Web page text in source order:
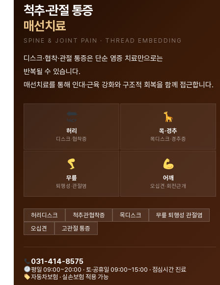
척추·관절 통증
매선치료
SPINE & JOINT PAIN · THREAD EMBEDDING
디스크·협착·관절 통증은 단순 염증 치료만으로는
반복될 수 있습니다.
매선치료를 통해 인대·근육 강화와 구조적 회복을 함께 접근합니다.
허리
디스크·협착증
목·경추
목디스크·경추증
무릎
퇴행성·관절염
어깨
오십견·회전근개
허리디스크 척추관협착증 목디스크
무릎 퇴행성 관절염
오십견
고관절 통증
031-414-8575
평일 09:00~20:00 · 토·공휴일 09:00~15:00 · 점심시간 진료
자동차보험 · 실손보험 적용 가능